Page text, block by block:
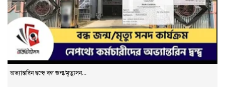
অভ্যান্তরিন দ্বন্দ্বে বন্ধ জন্ম/মৃত্যুসন...